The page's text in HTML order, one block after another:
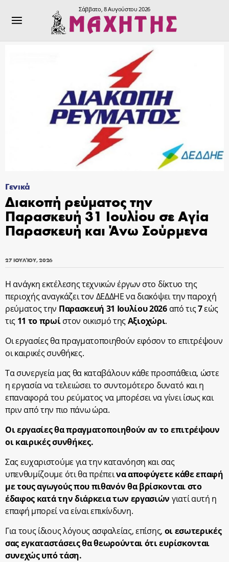
Σάββατο, 8 Αυγούστου 2026
Γενικά
Διακοπή ρεύματος την
Παρασκευή 31 Ιουλίου σε Αγία
Παρασκευή και Άνω Σούρμενα
27 ΙΟΥΛΊΟΥ, 2026
Η ανάγκη εκτέλεσης τεχνικών έργων στο δίκτυο της
περιοχής αναγκάζει τον ΔΕΔΔΗΕ να διακόψει την παροχή
ρεύματος την Παρασκευή 31 Ιουλίου 2026από τις7εώς
τις 11 το πρωίστον οικισμό τηςΑξιοχώρι.
Οι εργασίες θα πραγματοποιηθούν εφόσον το επιτρέψουν
οι καιρικές συνθήκες.
Τα συνεργεία μας θα καταβάλουν κάθε προσπάθεια, ώστε
η εργασία να τελειώσει το συντομότερο δυνατό και η
επαναφορά του ρεύματος να μπορέσει να γίνει ίσως και
πριν από την πιο πάνω ώρα.
Οι εργασίες θα πραγματοποιηθούν αν το επιτρέψουν
οι καιρικές συνθήκες.
Σας ευχαριστούμε για την κατανόηση και σας
υπενθυμίζουμε ότι θα πρέπεινα αποφύγετε κάθε επαφή
με τους αγωγούς που πιθανόν θα βρίσκονται στο
έδαφος κατά την διάρκεια των εργασιών γιατί αυτή η
επαφή μπορεί να είναι επικίνδυνη.
Για τους ίδιους λόγους ασφαλείας, επίσης, οι εσωτερικές
σας εγκαταστάσεις θα θεωρούνται ότι ευρίσκονται
συνεχώς υπό τάση.